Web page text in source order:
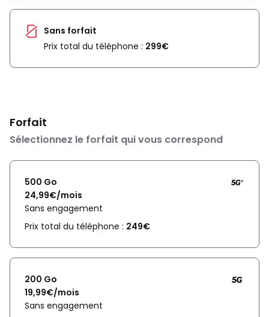
Sans forfait
Prix total du téléphone : 299€
Forfait
Sélectionnez le forfait qui vous correspond
500 Go
24,99€/mois
Sans engagement
Prix total du téléphone : 249€
200 Go
19,99€/mois
Sans engagement